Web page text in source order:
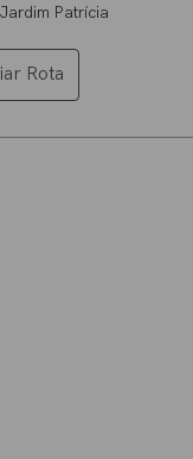
Patrícia
Rota